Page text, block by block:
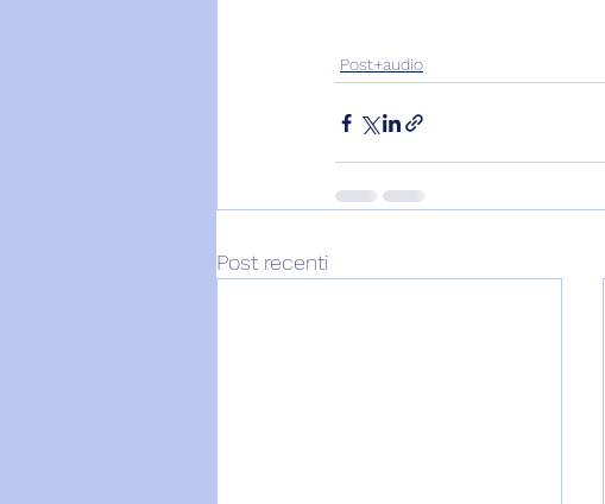
Post+audio
Post recenti